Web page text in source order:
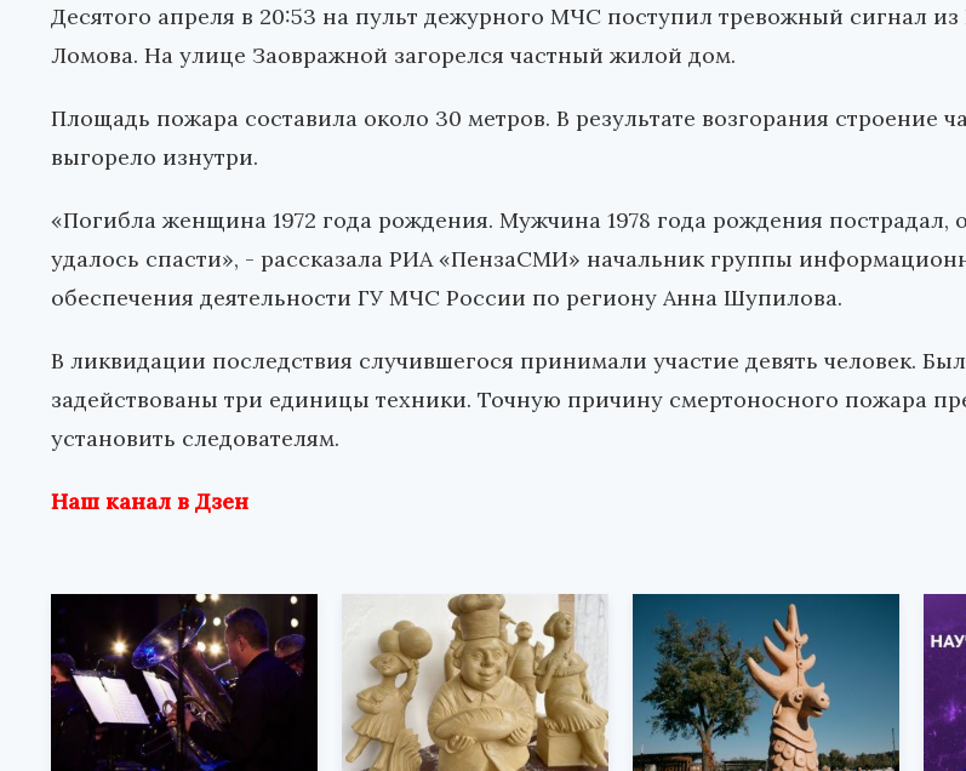
Десятого апреля в 20:53 на пульт дежурного МЧС поступил тревожный сигнал
Ломова. На улице Заовражной загорелся частный жилой дом.
Площадь пожара составила около 30 метров. В результате возгорания строение
выгорело изнутри.
«Погибла женщина 1972 года рождения. Мужчина 1978 года рождения пострадал,
удалось спасти», - рассказала РИА «ПензаСМИ» начальник группы
обеспечения деятельности ГУ МЧС России по региону Анна Шупилова.
В ликвидации последствия случившегося принимали участие девять человек.
задействованы три единицы техники. Точную причину смертоносного пожара
установить следователям.
Наш канал в Дзен